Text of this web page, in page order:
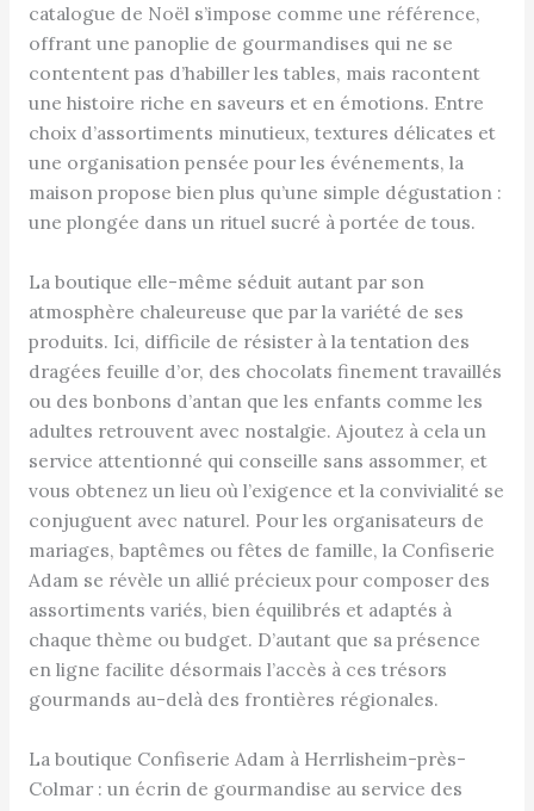
catalogue de Noël s’impose comme une référence,
offrant une panoplie de gourmandises qui ne se
contentent pas d’habiller les tables, mais racontent
une histoire riche en saveurs et en émotions. Entre
choix d’assortiments minutieux, textures délicates et
une organisation pensée pour les événements, la
maison propose bien plus qu’une simple dégustation :
une plongée dans un rituel sucré à portée de tous.
La boutique elle-même séduit autant par son
atmosphère chaleureuse que par la variété de ses
produits. Ici, difficile de résister à la tentation des
dragées feuille d’or, des chocolats finement travaillés
ou des bonbons d’antan que les enfants comme les
adultes retrouvent avec nostalgie. Ajoutez à cela un
service attentionné qui conseille sans assommer, et
vous obtenez un lieu où l’exigence et la convivialité se
conjuguent avec naturel. Pour les organisateurs de
mariages, baptêmes ou fêtes de famille, la Confiserie
Adam se révèle un allié précieux pour composer des
assortiments variés, bien équilibrés et adaptés à
chaque thème ou budget. D’autant que sa présence
en ligne facilite désormais l’accès à ces trésors
gourmands au-delà des frontières régionales.
La boutique Confiserie Adam à Herrlisheim-près-
Colmar : un écrin de gourmandise au service des